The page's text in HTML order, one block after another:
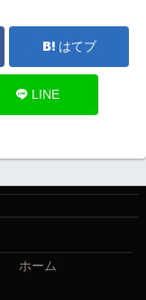
はてブ
LINE
ホーム